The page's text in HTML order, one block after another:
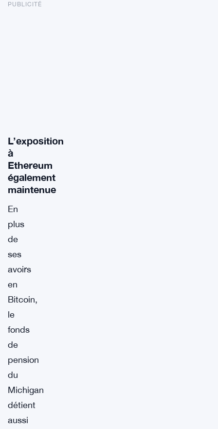
PUBLICITÉ
L’exposition
à
Ethereum
également
maintenue
En
plus
de
ses
avoirs
en
Bitcoin,
le
fonds
de
pension
du
Michigan
détient
aussi